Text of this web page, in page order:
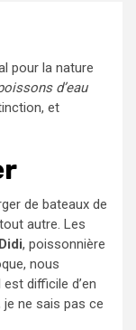
pour la nature
d’eau
et
de bateaux de
autre. Les
, poissonnière
nous
difficile d’en
ne sais pas ce